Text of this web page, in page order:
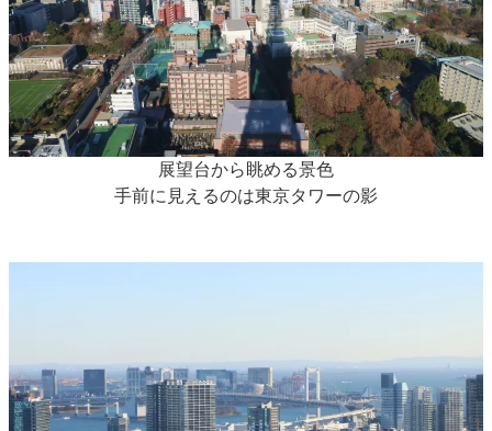
展望台から眺める景色
手前に見えるのは東京タワーの影